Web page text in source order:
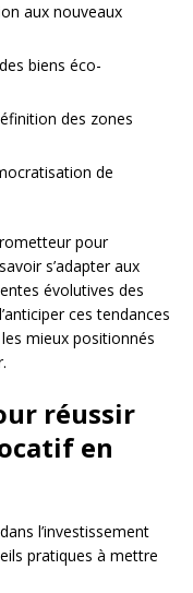
aux nouveaux
biens éco-
des zones
de
pour
s’adapter aux
évolutives des
ces tendances
mieux positionnés
réussir
en
l’investissement
pratiques à mettre